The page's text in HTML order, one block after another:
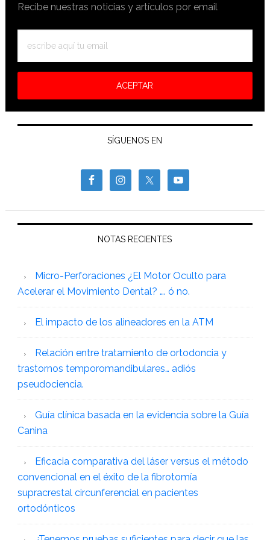
Recibe nuestras noticias y artículos por email
SÍGUENOS EN
NOTAS RECIENTES
Micro-Perforaciones ¿El Motor Oculto para
Acelerar el Movimiento Dental? …. ó no.
El impacto de los alineadores en la ATM
Relación entre tratamiento de ortodoncia y
trastornos temporomandibulares… adiós
pseudociencia.
Guía clínica basada en la evidencia sobre la Guía
Canina
Eficacia comparativa del láser versus el método
convencional en el éxito de la fibrotomía
supracrestal circunferencial en pacientes
ortodónticos